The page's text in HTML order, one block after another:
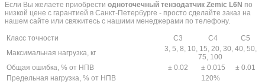
Если Вы желаете приобрести одноточечный тензодатчик Zemic L6N по
низкой цене с гарантией в Санкт-Петербурге - просто сделайте заказ на
нашем сайте или свяжитесь с нашими менеджерами по телефону.
Класс точности C3 C4
C5
Максимальная нагрузка, кг
3, 5, 8, 10, 15, 20, 30, 40, 50,
75, 100
Общая ошибка, % от НПВ
± 0.02 ± 0.015
± 0.01
Предельная нагрузка, % от НПВ
120%